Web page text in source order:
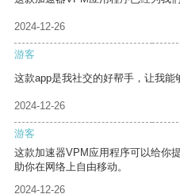
2024-12-26
游客
这款app是我社交的好帮手，让我能
2024-12-26
游客
这款加速器VPM应用程序可以给你
助你在网络上自由移动。
2024-12-26